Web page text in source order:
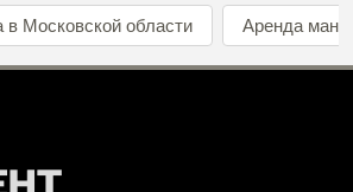
в Московской области Аренда